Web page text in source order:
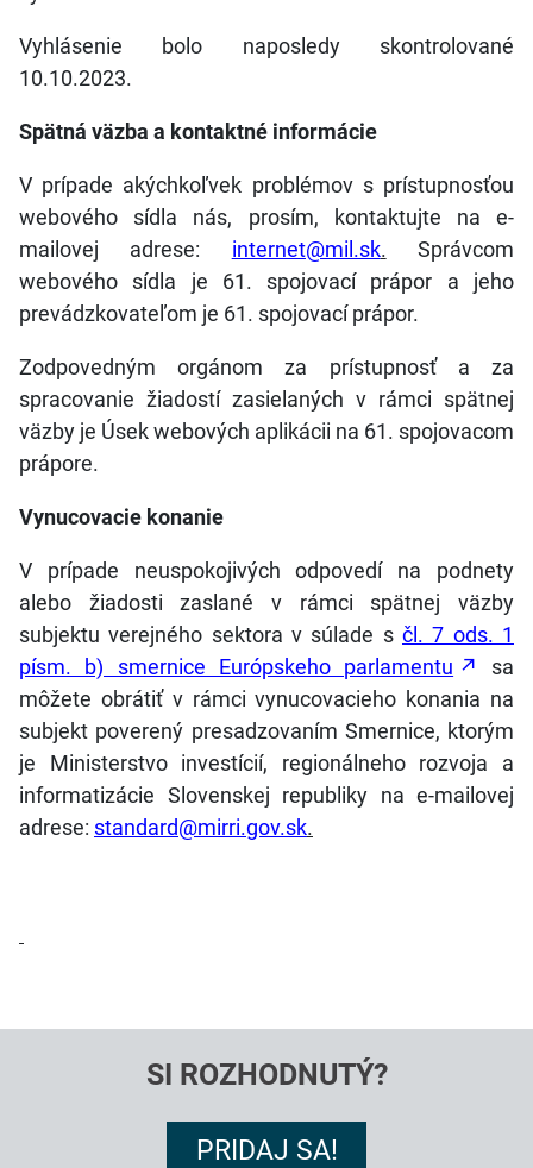
Vyhlásenie bolo naposledy skontrolované
10.10.2023.
Spätná väzba a kontaktné informácie
V prípade akýchkoľvek problémov s prístupnosťou
webového sídla nás, prosím, kontaktujte na e-
mailovej adrese: internet@mil.sk. Správcom
webového sídla je 61. spojovací prápor a jeho
prevádzkovateľom je 61. spojovací prápor.
Zodpovedným orgánom za prístupnosť a za
spracovanie žiadostí zasielaných v rámci spätnej
väzby je Úsek webových aplikácii na 61. spojovacom
prápore.
Vynucovacie konanie
V prípade neuspokojivých odpovedí na podnety
alebo žiadosti zaslané v rámci spätnej väzby
subjektu verejného sektora v súlade s čl. 7 ods. 1
písm. b) smernice Európskeho parlamentu
sa
môžete obrátiť v rámci vynucovacieho konania na
subjekt poverený presadzovaním Smernice, ktorým
je Ministerstvo investícií, regionálneho rozvoja a
informatizácie Slovenskej republiky na e-mailovej
adrese: standard@mirri.gov.sk.
SI ROZHODNUTÝ?
PRIDAJ SA!